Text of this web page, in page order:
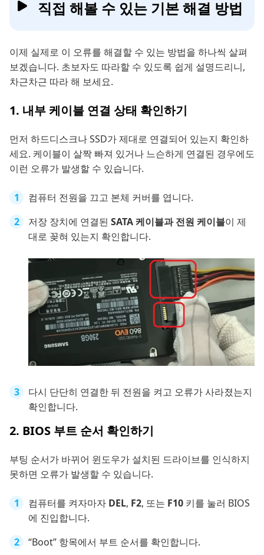
직접 해볼 수 있는 기본 해결 방법
이제 실제로 이 오류를 해결할 수 있는 방법을 하나씩 살펴
보겠습니다. 초보자도 따라할 수 있도록 쉽게 설명드리니,
차근차근 따라 해 보세요.
1. 내부 케이블 연결 상태 확인하기
먼저 하드디스크나 SSD가 제대로 연결되어 있는지 확인하
세요. 케이블이 살짝 빠져 있거나 느슨하게 연결된 경우에도
이런 오류가 발생할 수 있습니다.
컴퓨터 전원을 끄고 본체 커버를 엽니다.
저장 장치에 연결된 SATA 케이블과 전원 케이블이 제
대로 꽂혀 있는지 확인합니다.
다시 단단히 연결한 뒤 전원을 켜고 오류가 사라졌는지
확인합니다.
2. BIOS 부트 순서 확인하기
부팅 순서가 바뀌어 윈도우가 설치된 드라이브를 인식하지
못하면 오류가 발생할 수 있습니다.
컴퓨터를 켜자마자 DEL, F2, 또는 F10 키를 눌러 BIOS
에 진입합니다.
“Boot” 항목에서 부트 순서를 확인합니다.